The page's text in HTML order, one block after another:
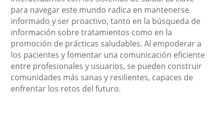
para navegar este mundo radica en mantenerse
informado y ser proactivo, tanto en la búsqueda de
información sobre tratamientos como en la
promoción de prácticas saludables. Al empoderar a
los pacientes y fomentar una comunicación eficiente
entre profesionales y usuarios, se pueden construir
comunidades más sanas y resilientes, capaces de
enfrentar los retos del futuro.